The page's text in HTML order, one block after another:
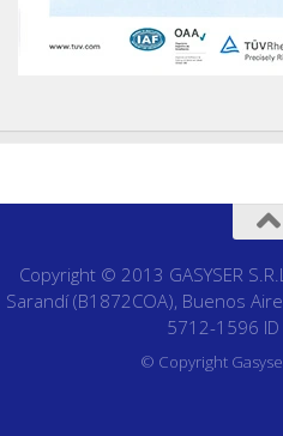
Copyright © 2013 GASYSER
Sarandí (B1872COA), Buenos
5712-1596
© Copyright